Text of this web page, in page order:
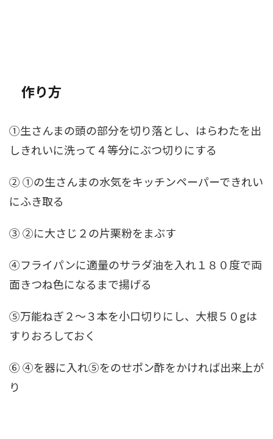
作り方
①生さんまの頭の部分を切り落とし、はらわたを出
しきれいに洗って４等分にぶつ切りにする
② ①の生さんまの水気をキッチンペーパーできれい
にふき取る
③ ②に大さじ２の片栗粉をまぶす
④フライパンに適量のサラダ油を入れ１８０度で両
面きつね色になるまで揚げる
⑤万能ねぎ２～３本を小口切りにし、大根５０gは
すりおろしておく
⑥ ④を器に入れ⑤をのせポン酢をかければ出来上が
り